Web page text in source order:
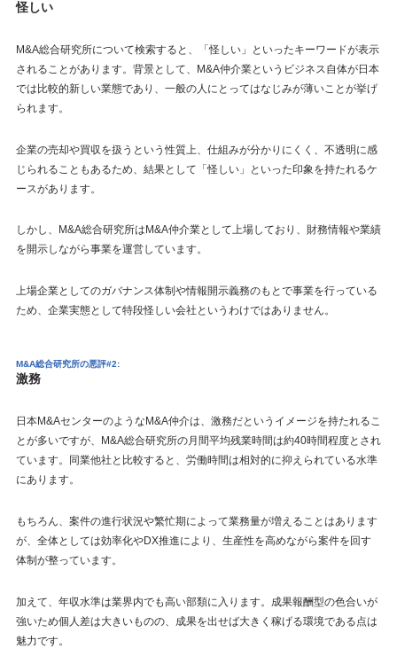
怪しい
M&A総合研究所について検索すると、「怪しい」といったキーワードが表示
されることがあります。背景として、M&A仲介業というビジネス自体が日本
では比較的新しい業態であり、一般の人にとってはなじみが薄いことが挙げ
られます。
企業の売却や買収を扱うという性質上、仕組みが分かりにくく、不透明に感
じられることもあるため、結果として「怪しい」といった印象を持たれるケ
ースがあります。
しかし、M&A総合研究所はM&A仲介業として上場しており、財務情報や業績
を開示しながら事業を運営しています。
上場企業としてのガバナンス体制や情報開示義務のもとで事業を行っている
ため、企業実態として特段怪しい会社というわけではありません。
M&A総合研究所の悪評#2:
激務
日本M&AセンターのようなM&A仲介は、激務だというイメージを持たれるこ
とが多いですが、M&A総合研究所の月間平均残業時間は約40時間程度とされ
ています。同業他社と比較すると、労働時間は相対的に抑えられている水準
にあります。
もちろん、案件の進行状況や繁忙期によって業務量が増えることはあります
が、全体としては効率化やDX推進により、生産性を高めながら案件を回す
体制が整っています。
加えて、年収水準は業界内でも高い部類に入ります。成果報酬型の色合いが
強いため個人差は大きいものの、成果を出せば大きく稼げる環境である点は
魅力です。